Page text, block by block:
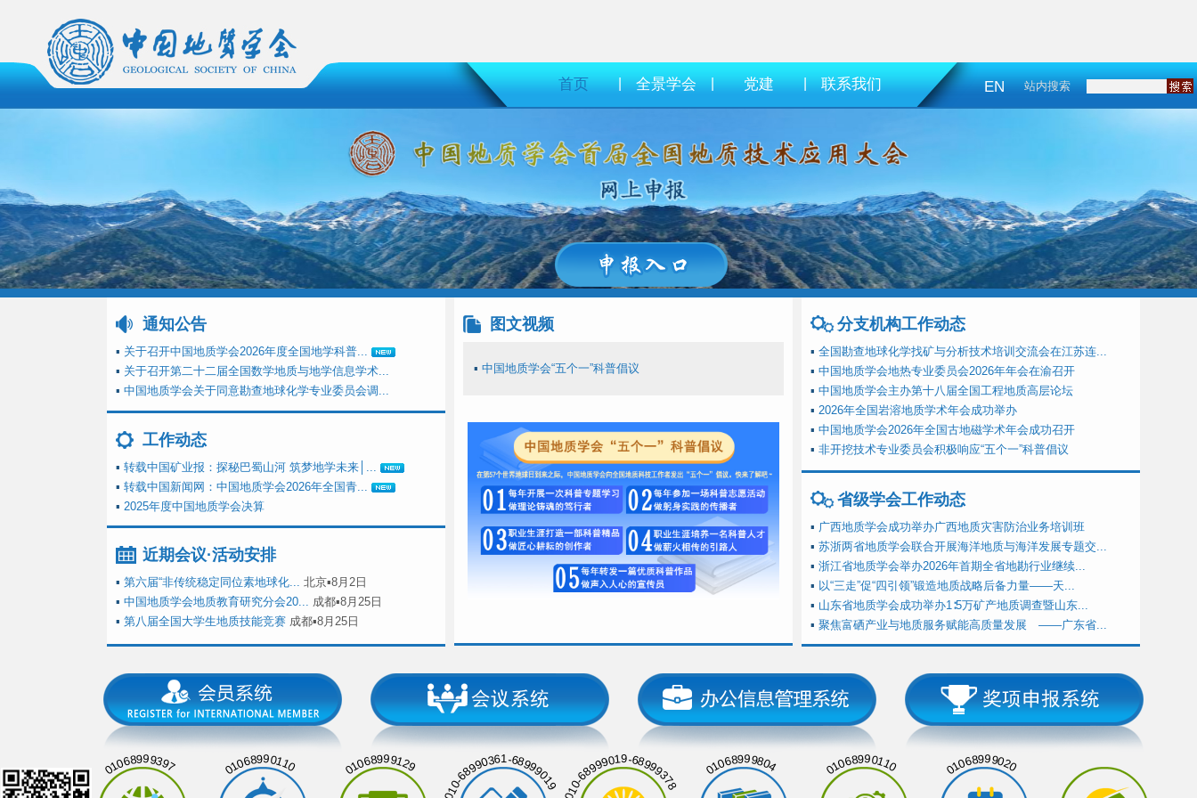
首页 | 全景学会 | 党建 | 联系我们 EN 站内搜索
通知公告
▪ 关于召开中国地质学会2026年度全国地学科普...
▪ 关于召开第二十二届全国数学地质与地学信息学术...
▪ 中国地质学会关于同意勘查地球化学专业委员会调...
工作动态
▪ 转载中国矿业报：探秘巴蜀山河 筑梦地学未来│...
▪ 转载中国新闻网：中国地质学会2026年全国青...
▪ 2025年度中国地质学会决算
近期会议·活动安排
▪ 第六届“非传统稳定同位素地球化... 北京▪8月2日
▪ 中国地质学会地质教育研究分会20... 成都▪8月25日
▪ 第八届全国大学生地质技能竞赛 成都▪8月25日
图文视频
▪ 中国地质学会“五个一”科普倡议
分支机构工作动态
▪ 全国勘查地球化学找矿与分析技术培训交流会在江苏连...
▪ 中国地质学会地热专业委员会2026年年会在渝召开
▪ 中国地质学会主办第十八届全国工程地质高层论坛
▪ 2026年全国岩溶地质学术年会成功举办
▪ 中国地质学会2026年全国古地磁学术年会成功召开
▪ 非开挖技术专业委员会积极响应“五个一”科普倡议
省级学会工作动态
▪ 广西地质学会成功举办广西地质灾害防治业务培训班
▪ 苏浙两省地质学会联合开展海洋地质与海洋发展专题交...
▪ 浙江省地质学会举办2026年首期全省地勘行业继续...
▪ 以“三走”促“四引领”锻造地质战略后备力量——天...
▪ 山东省地质学会成功举办1∶5万矿产地质调查暨山东...
▪ 聚焦富硒产业与地质服务赋能高质量发展 ——广东省...
01068999397 01068990110 01068999129 010-68990361-68999019 010-68999019-68999378 01068999804 01068990110 01068999020